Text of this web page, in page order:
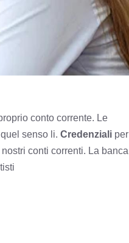
conto corrente. Le
senso li. Credenziali per
conti correnti. La banca